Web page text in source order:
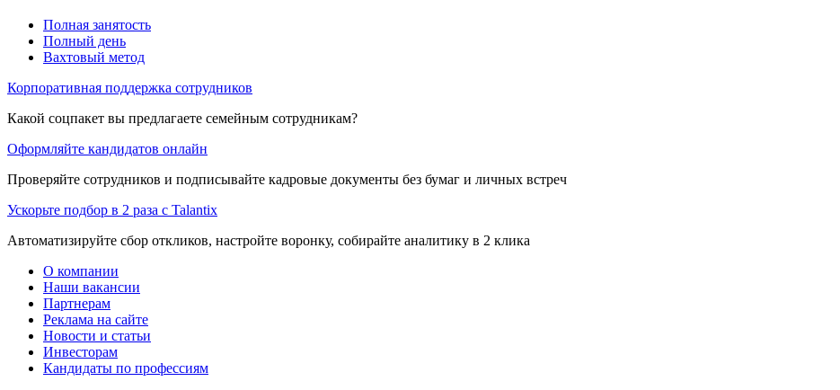
Полная занятость
Полный день
Вахтовый метод
Корпоративная поддержка сотрудников
Какой соцпакет вы предлагаете семейным сотрудникам?
Оформляйте кандидатов онлайн
Проверяйте сотрудников и подписывайте кадровые документы без бумаг и личных встреч
Ускорьте подбор в 2 раза с Talantix
Автоматизируйте сбор откликов, настройте воронку, собирайте аналитику в 2 клика
О компании
Наши вакансии
Партнерам
Реклама на сайте
Новости и статьи
Инвесторам
Кандидаты по профессиям